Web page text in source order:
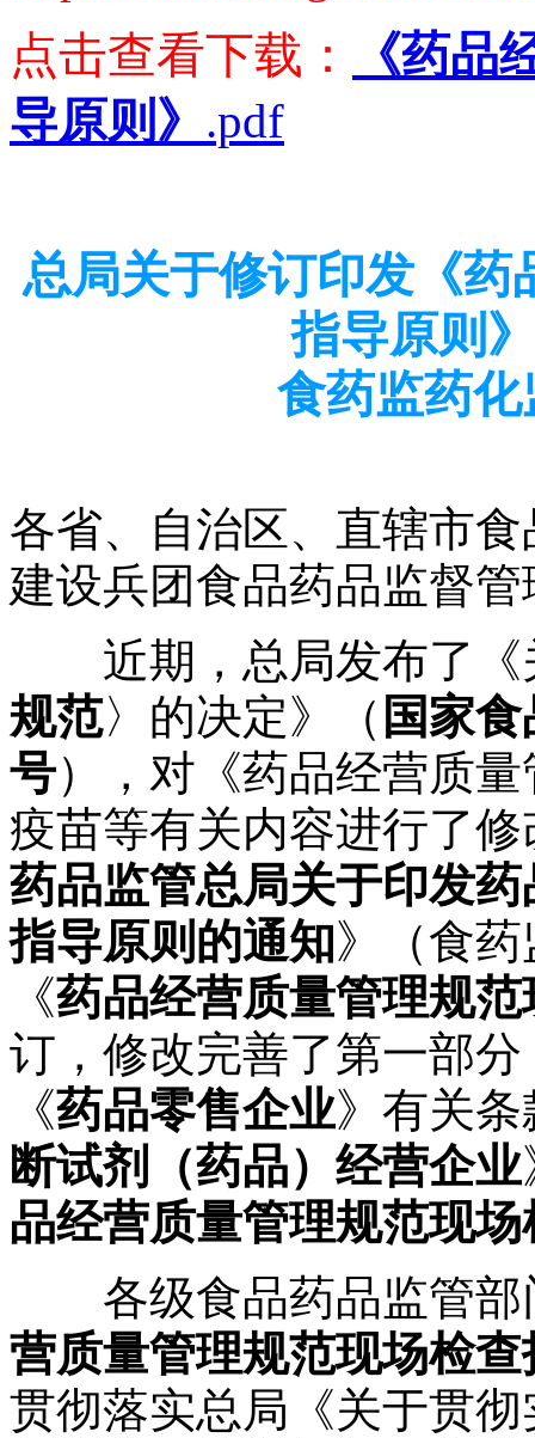
点击查看下载：
《药品
导原则》 .pdf
总局关于修订印发《药
指导原则
食药监药化
各省、自治区、直辖市
建设兵团食品药品监督管
近期，总局发布了《
规范〉的决定》（ 国家
号），对《药品经营质
疫苗等有关内容进行了
药品监管总局关于印发
指导原则的通知》（食
《药品经营质量管理规
订，修改完善了第一部分
《药品零售企业》有关
断试剂（药品）经营企业
品经营质量管理规范现
各级食品药品监管部
营质量管理规范现场检
贯彻落实总局《关于贯彻